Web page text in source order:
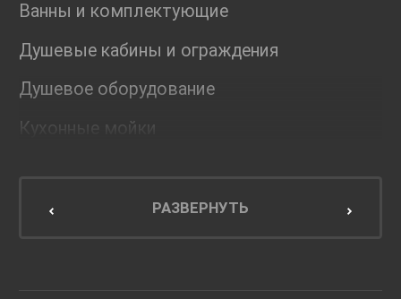
Ванны и комплектующие
Душевые кабины и ограждения
Душевое оборудование
Кухонные мойки
Мебель для кухниРАЗВЕРНУТЬ